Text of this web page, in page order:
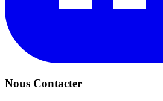
Nous Contacter